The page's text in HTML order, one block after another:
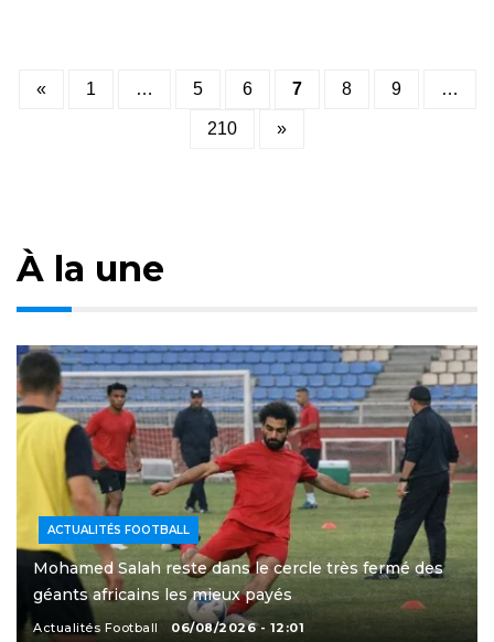
Posts
pagination
« 1 … 5 6 7 8 9 …
210 »
À la une
ACTUALITÉS FOOTBALL
Mohamed Salah reste dans le cercle très fermé des
géants africains les mieux payés
Actualités Football 06/08/2026 - 12:01